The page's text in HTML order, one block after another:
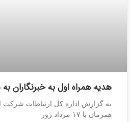
هدیه همراه اول به خبرنگاران
به گزارش اداره کل ارتباطات شرکت
همزمان با ۱۷ مرداد روز